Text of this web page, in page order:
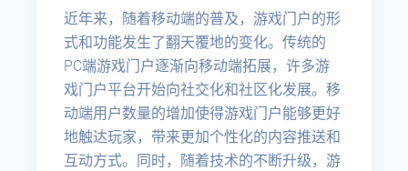
近年来，随着移动端的普及，游戏门户的形
式和功能发生了翻天覆地的变化。传统的
PC端游戏门户逐渐向移动端拓展，许多游
戏门户平台开始向社交化和社区化发展。移
动端用户数量的增加使得游戏门户能够更好
地触达玩家，带来更加个性化的内容推送和
互动方式。同时，随着技术的不断升级，游